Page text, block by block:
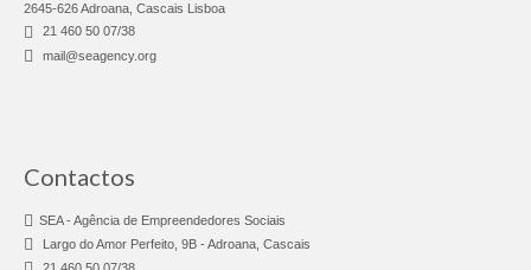
Ás de Marvila
Consultoria
Pro Bono
2645-626 Adroana, Cascais Lisboa
21 460 50 07/38
mail@seagency.org
Contactos
SEA - Agência de Empreendedores Sociais
Largo do Amor Perfeito, 9B - Adroana, Cascais